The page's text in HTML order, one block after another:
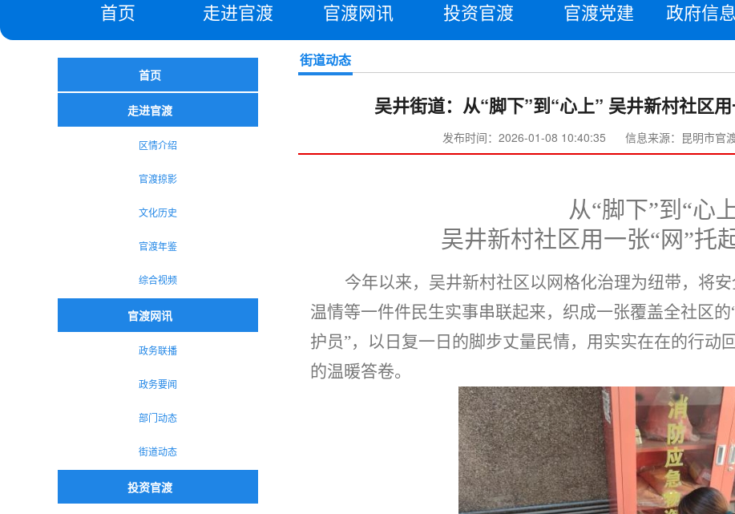
首页 走进官渡 官渡网讯 投资官渡 官渡党建 政府信
首页
走进官渡
区情介绍
官渡掠影
文化历史
官渡年鉴
综合视频
官渡网讯
政务联播
政务要闻
部门动态
街道动态
投资官渡
街道动态
吴井街道：从“脚下”到“心上” 吴井新村社区
发布时间：2026-01-08 10:40:35 信息来源：昆明市官
从“脚下”到“心
吴井新村社区用一张“网”托
今年以来，吴井新村社区以网格化治理为纽带，将
温情等一件件民生实事串联起来，织成一张覆盖全社区的
护员”，以日复一日的脚步丈量民情，用实实在在的行动
的温暖答卷。